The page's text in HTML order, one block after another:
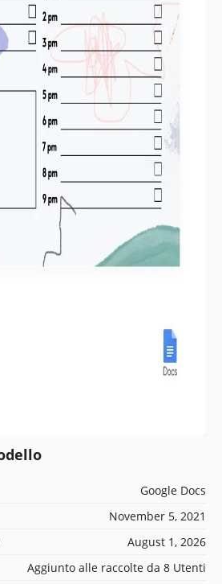
Google Docs
November 5, 2021
August 1, 2026
Aggiunto alle raccolte da 8 Utenti